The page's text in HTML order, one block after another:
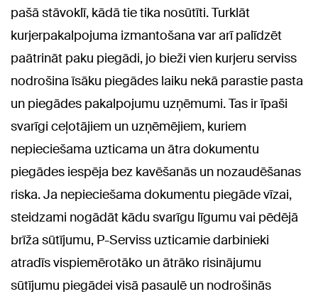
pašā stāvoklī, kādā tie tika nosūtīti. Turklāt
kurjerpakalpojuma izmantošana var arī palīdzēt
paātrināt paku piegādi, jo bieži vien kurjeru serviss
nodrošina īsāku piegādes laiku nekā parastie pasta
un piegādes pakalpojumu uzņēmumi. Tas ir īpaši
svarīgi ceļotājiem un uzņēmējiem, kuriem
nepieciešama uzticama un ātra dokumentu
piegādes iespēja bez kavēšanās un nozaudēšanas
riska. Ja nepieciešama dokumentu piegāde vīzai,
steidzami nogādāt kādu svarīgu līgumu vai pēdējā
brīža sūtījumu, P-Serviss uzticamie darbinieki
atradīs vispiemērotāko un ātrāko risinājumu
sūtījumu piegādei visā pasaulē un nodrošinās